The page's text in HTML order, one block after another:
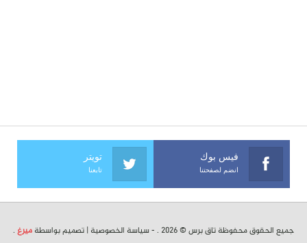
فيس بوك
انضم لصفحتنا
تويتر
تابعنا
جميع الحقوق محفوظة تاق برس © 2026 . - سياسة الخصوصية | تصميم بواسطة ميرغ .